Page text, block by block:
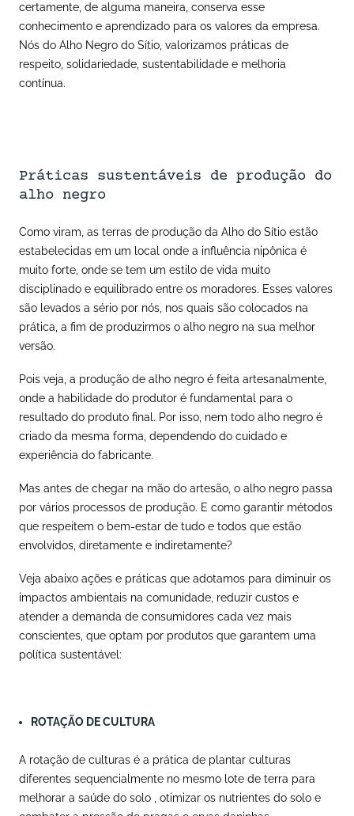
certamente, de alguma maneira, conserva esse
conhecimento e aprendizado para os valores da empresa.
Nós do Alho Negro do Sítio, valorizamos práticas de
respeito, solidariedade, sustentabilidade e melhoria
contínua.
Práticas sustentáveis de produção do
alho negro
Como viram, as terras de produção da Alho do Sítio estão
estabelecidas em um local onde a influência nipônica é
muito forte, onde se tem um estilo de vida muito
disciplinado e equilibrado entre os moradores. Esses valores
são levados a sério por nós, nos quais são colocados na
prática, a fim de produzirmos o alho negro na sua melhor
versão.
Pois veja, a produção de alho negro é feita artesanalmente,
onde a habilidade do produtor é fundamental para o
resultado do produto final. Por isso, nem todo alho negro é
criado da mesma forma, dependendo do cuidado e
experiência do fabricante.
Mas antes de chegar na mão do artesão, o alho negro passa
por vários processos de produção. E como garantir métodos
que respeitem o bem-estar de tudo e todos que estão
envolvidos, diretamente e indiretamente?
Veja abaixo ações e práticas que adotamos para diminuir os
impactos ambientais na comunidade, reduzir custos e
atender a demanda de consumidores cada vez mais
conscientes, que optam por produtos que garantem uma
política sustentável:
ROTAÇÃO DE CULTURA
A rotação de culturas é a prática de plantar culturas
diferentes sequencialmente no mesmo lote de terra para
melhorar a saúde do solo , otimizar os nutrientes do solo e